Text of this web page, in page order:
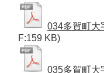
034多賀町大
F:159 KB)
035多賀町大